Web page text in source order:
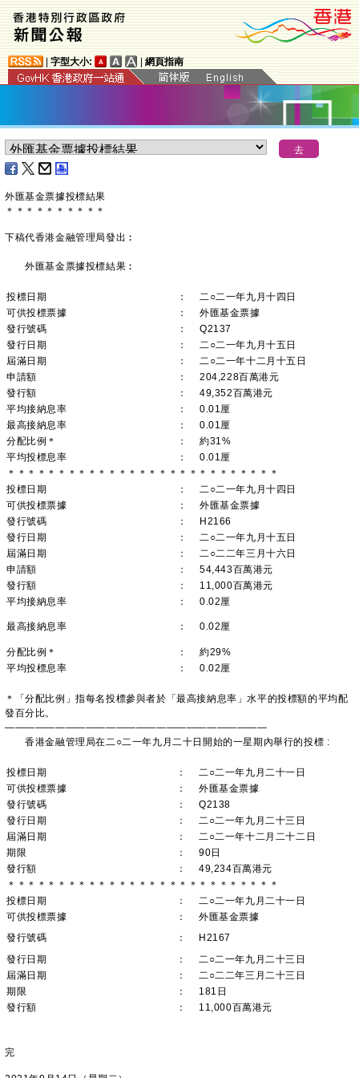
字型大小: 網頁指南
外匯基金票據投標結果
＊ ＊ ＊ ＊ ＊ ＊ ＊ ＊ ＊ ＊
下稿代香港金融管理局發出︰
外匯基金票據投標結果︰
投標日期 ：
二○二一年九月十四日
可供投標票據
：
外匯基金票據
發行號碼
：
Q2137
發行日期
：
二○二一年九月十五日
屆滿日期
：
二○二一年十二月十五日
申請額
：
204,228百萬港元
發行額
：
49,352百萬港元
平均接納息率
：
0.01厘
最高接納息率
：
0.01厘
分配比例＊
：
約31%
平均投標息率
：
0.01厘
＊＊＊＊＊＊＊＊＊＊＊＊＊＊＊＊＊＊＊＊＊＊＊＊＊＊＊
投標日期
：
二○二一年九月十四日
可供投標票據
：
外匯基金票據
發行號碼
：
H2166
發行日期
：
二○二一年九月十五日
屆滿日期
：
二○二二年三月十六日
申請額
：
54,443百萬港元
發行額
：
11,000百萬港元
平均接納息率
： 0.02厘
最高接納息率 ： 0.02厘
分配比例＊ ：
約29%
平均投標息率
： 0.02厘
＊「分配比例」指每名投標參與者於「最高接納息率」水平的投標額的平均配
發百分比。
——————————————————————————
香港金融管理局在二○二一年九月二十日開始的一星期內舉行的投標 :
投標日期 ：
二○二一年九月二十一日
可供投標票據
：
外匯基金票據
發行號碼
：
Q2138
發行日期
：
二○二一年九月二十三日
屆滿日期
：
二○二一年十二月二十二日
期限
：
90日
發行額
：
49,234百萬港元
＊＊＊＊＊＊＊＊＊＊＊＊＊＊＊＊＊＊＊＊＊＊＊＊＊＊＊
投標日期
：
二○二一年九月二十一日
可供投標票據
：
外匯基金票據
發行號碼
：
H2167
發行日期
：
二○二一年九月二十三日
屆滿日期
：
二○二二年三月二十三日
期限
：
181日
發行額
： 11,000百萬港元
完